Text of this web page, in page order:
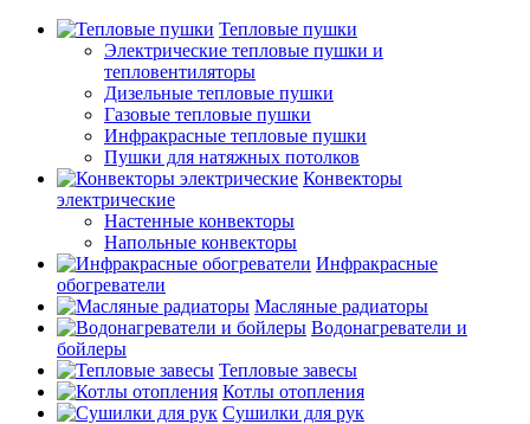
Тепловые пушки
Электрические тепловые пушки и
тепловентиляторы
Дизельные тепловые пушки
Газовые тепловые пушки
Инфракрасные тепловые пушки
Пушки для натяжных потолков
Конвекторы
электрические
Настенные конвекторы
Напольные конвекторы
Инфракрасные
обогреватели
Масляные радиаторы
Водонагреватели и
бойлеры
Тепловые завесы
Котлы отопления
Сушилки для рук